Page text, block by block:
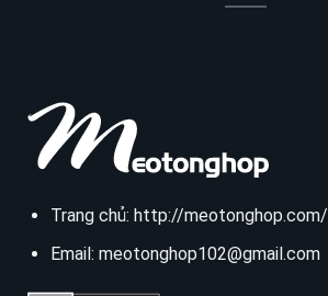
Trang chủ: http://meotonghop.com/
Email: meotonghop102@gmail.com